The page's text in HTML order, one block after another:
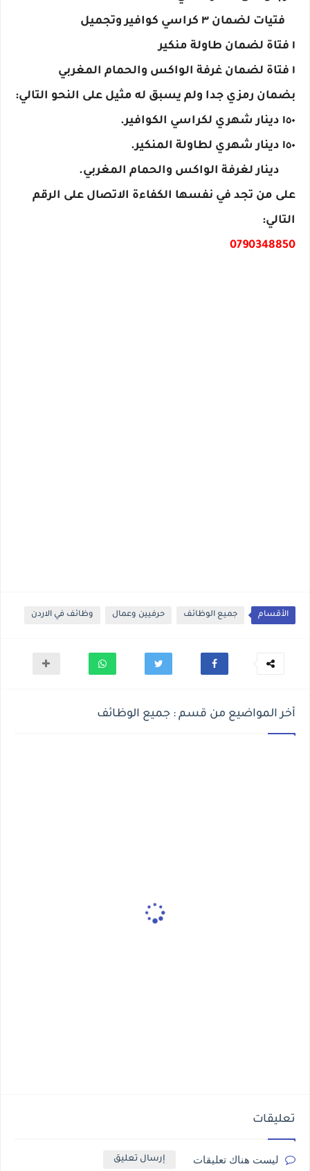
١ فتاة لضمان طاولة منكير
١ فتاة لضمان غرفة الواكس والحمام المغربي
بضمان رمزي جدا ولم يسبق له مثيل على النحو التالي:
١٥٠ دينار شهري لكراسي الكوافير.
١٥٠ دينار شهري لطاولة المنكير.
التالي:
0790348850
الأقسام جميع الوظائف حرفيين وعمال وظائف في الاردن
أخر المواضيع من قسم : جميع الوظائف
تعليقات
ليست هناك تعليقات إرسال تعليق